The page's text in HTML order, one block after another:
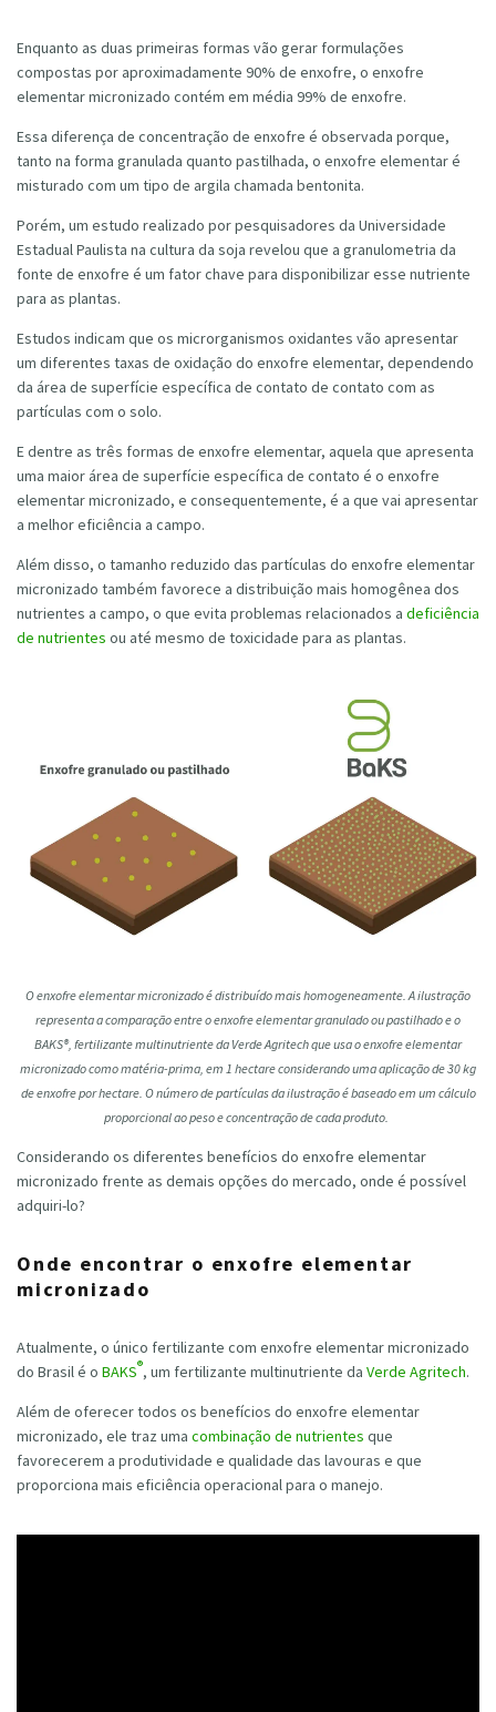
Enquanto as duas primeiras formas vão gerar formulações
compostas por aproximadamente 90% de enxofre, o enxofre
elementar micronizado contém em média 99% de enxofre.
Essa diferença de concentração de enxofre é observada porque,
tanto na forma granulada quanto pastilhada, o enxofre elementar é
misturado com um tipo de argila chamada bentonita.
Porém, um estudo realizado por pesquisadores da Universidade
Estadual Paulista na cultura da soja revelou que a granulometria da
fonte de enxofre é um fator chave para disponibilizar esse nutriente
para as plantas.
Estudos indicam que os microrganismos oxidantes vão apresentar
um diferentes taxas de oxidação do enxofre elementar, dependendo
da área de superfície específica de contato de contato com as
partículas com o solo.
E dentre as três formas de enxofre elementar, aquela que apresenta
uma maior área de superfície específica de contato é o enxofre
elementar micronizado, e consequentemente, é a que vai apresentar
a melhor eficiência a campo.
Além disso, o tamanho reduzido das partículas do enxofre elementar
micronizado também favorece a distribuição mais homogênea dos
nutrientes a campo, o que evita problemas relacionados a deficiência
de nutrientes ou até mesmo de toxicidade para as plantas.
O enxofre elementar micronizado é distribuído mais homogeneamente. A ilustração
representa a comparação entre o enxofre elementar granulado ou pastilhado e o
BAKS®, fertilizante multinutriente da Verde Agritech que usa o enxofre elementar
micronizado como matéria-prima, em 1 hectare considerando uma aplicação de 30 kg
de enxofre por hectare. O número de partículas da ilustração é baseado em um cálculo
proporcional ao peso e concentração de cada produto.
Considerando os diferentes benefícios do enxofre elementar
micronizado frente as demais opções do mercado, onde é possível
adquiri-lo?
Onde encontrar o enxofre elementar
micronizado
Atualmente, o único fertilizante com enxofre elementar micronizado
do Brasil é o BAKS®, um fertilizante multinutriente da Verde Agritech.
Além de oferecer todos os benefícios do enxofre elementar
micronizado, ele traz uma combinação de nutrientes que
favorecerem a produtividade e qualidade das lavouras e que
proporciona mais eficiência operacional para o manejo.